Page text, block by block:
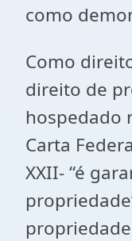
como
Como
direito de
hospedado
Carta
XXII- “é